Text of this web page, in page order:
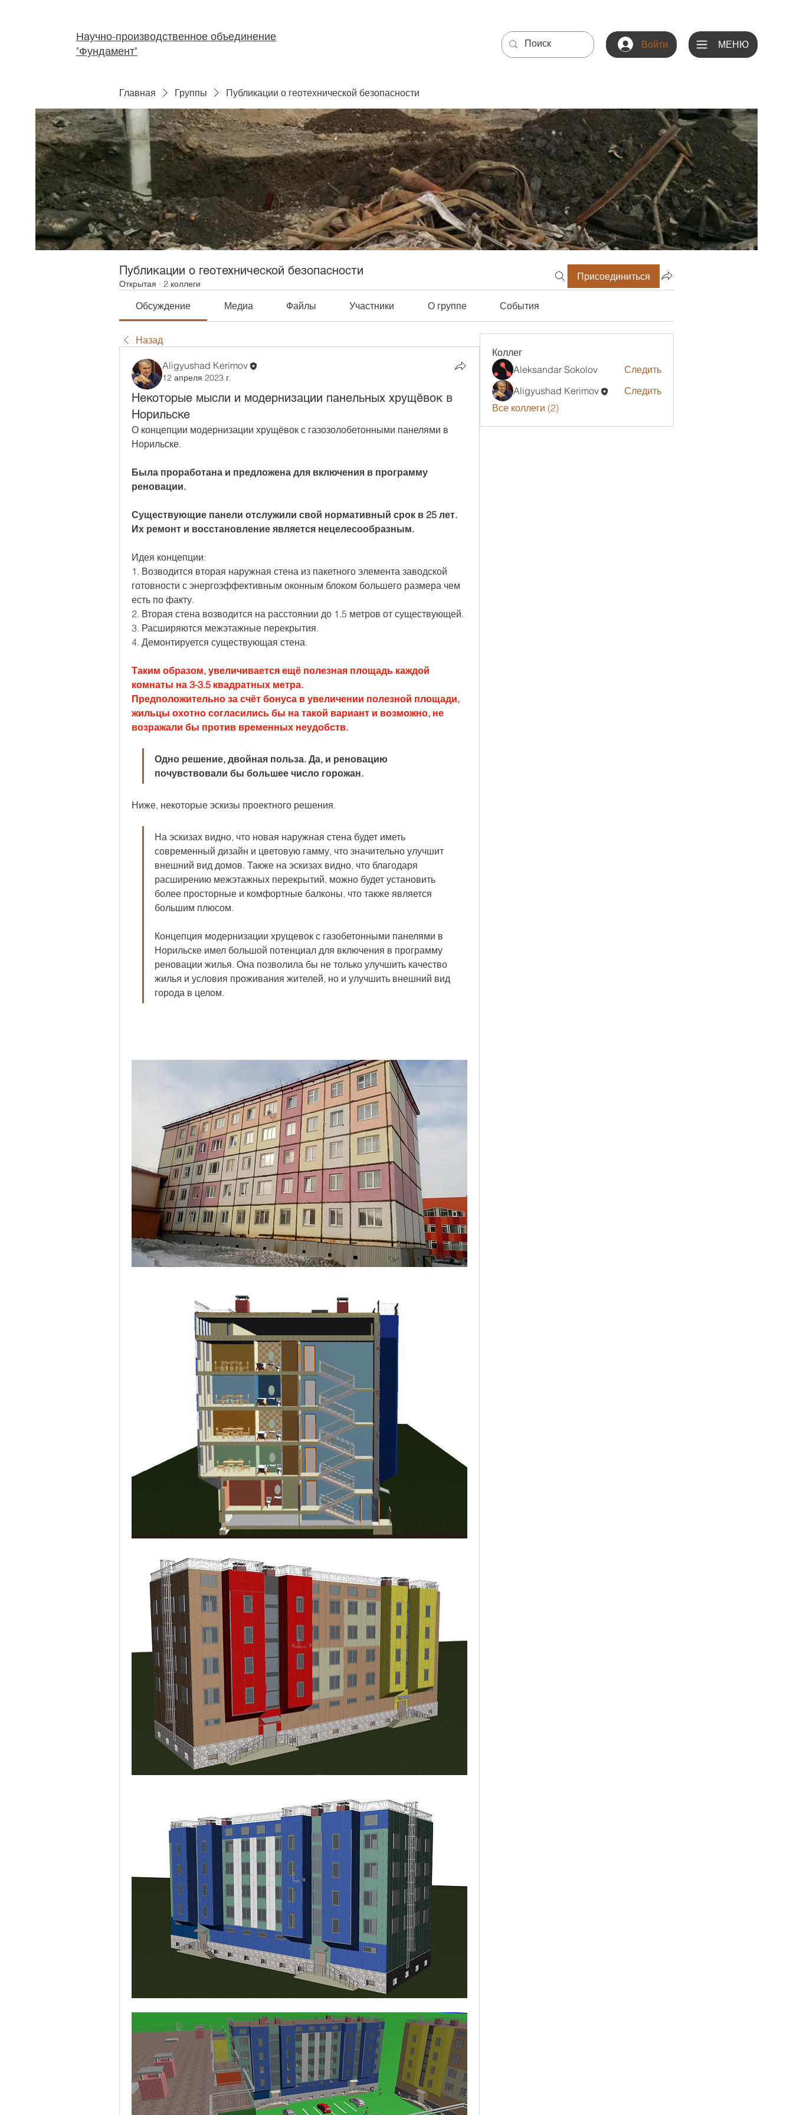
МЕНЮ
Войти
Научно-производственное объединение
"Фундамент"
Главная Группы Публикации о геотехнической безопасности
Публикации о геотехнической безопасности
Открытая · 2 коллеги
Присоединиться
Обсуждение Медиа Файлы Участники О группе События
Назад
Aligyushad Kerimov
12 апреля 2023 г.
Некоторые мысли и модернизации панельных хрущёвок в
Норильске
О концепции модернизации хрущёвок с газозолобетонными панелями в
Норильске.
Была проработана и предложена для включения в программу
реновации.
Существующие панели отслужили свой нормативный срок в 25 лет.
Их ремонт и восстановление является нецелесообразным.
Идея концепции:
1. Возводится вторая наружная стена из пакетного элемента заводской
готовности с энергоэффективным оконным блоком большего размера чем
есть по факту.
2. Вторая стена возводится на расстоянии до 1.5 метров от существующей.
3. Расширяются межэтажные перекрытия.
4. Демонтируется существующая стена.
Таким образом, увеличивается ещё полезная площадь каждой
комнаты на 3-3.5 квадратных метра.
Предположительно за счёт бонуса в увеличении полезной площади,
жильцы охотно согласились бы на такой вариант и возможно, не
возражали бы против временных неудобств.
Одно решение, двойная польза. Да, и реновацию
почувствовали бы большее число горожан.
Ниже, некоторые эскизы проектного решения.
На эскизах видно, что новая наружная стена будет иметь
современный дизайн и цветовую гамму, что значительно улучшит
внешний вид домов. Также на эскизах видно, что благодаря
расширению межэтажных перекрытий, можно будет установить
более просторные и комфортные балконы, что также является
большим плюсом.
Концепция модернизации хрущевок с газобетонными панелями в
Норильске имел большой потенциал для включения в программу
реновации жилья. Она позволила бы не только улучшить качество
жилья и условия проживания жителей, но и улучшить внешний вид
города в целом.
Коллег
Aleksandar Sokolov
Следить
Aligyushad Kerimov
Следить
Все коллеги (2)